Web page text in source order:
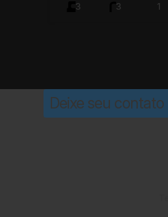
3 3 1
Deixe seu contato